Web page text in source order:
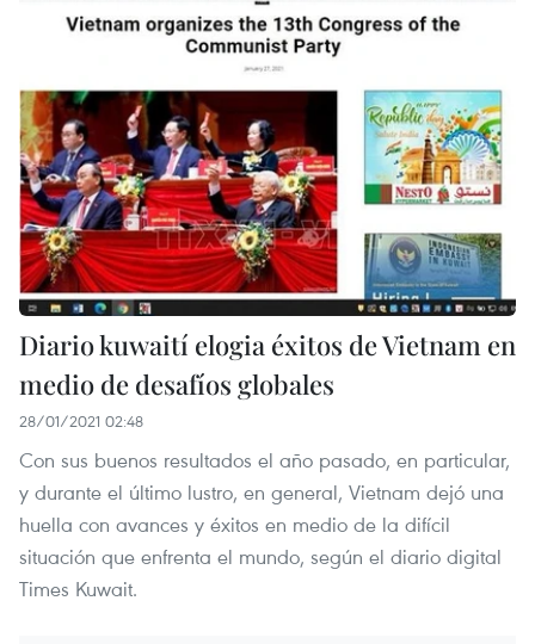
Diario kuwaití elogia éxitos de Vietnam en
medio de desafíos globales
28/01/2021 02:48
Con sus buenos resultados el año pasado, en particular,
y durante el último lustro, en general, Vietnam dejó una
huella con avances y éxitos en medio de la difícil
situación que enfrenta el mundo, según el diario digital
Times Kuwait.